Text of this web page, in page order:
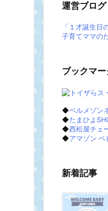
運営ブログ
「１才誕生
子育てママの
ブックマー
◆ベルメゾン
◆たまひよ
◆西松屋チェ
◆アマゾン ベ
新着記事